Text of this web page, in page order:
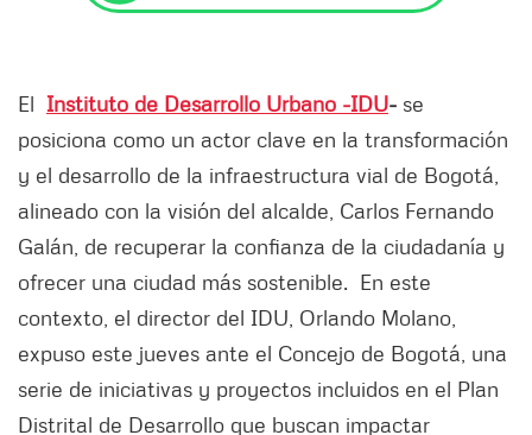
El Instituto de Desarrollo Urbano -IDU- se
posiciona como un actor clave en la transformación
y el desarrollo de la infraestructura vial de Bogotá,
alineado con la visión del alcalde, Carlos Fernando
Galán, de recuperar la confianza de la ciudadanía y
ofrecer una ciudad más sostenible. En este
contexto, el director del IDU, Orlando Molano,
expuso este jueves ante el Concejo de Bogotá, una
serie de iniciativas y proyectos incluidos en el Plan
Distrital de Desarrollo que buscan impactar